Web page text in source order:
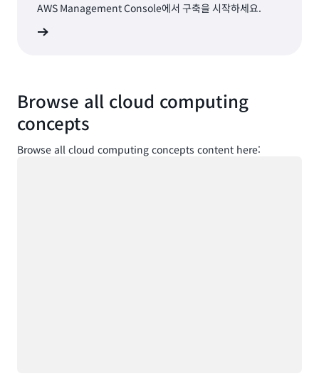
AWS Management Console에서 구축을 시작하세요.
Browse all cloud computing
concepts
Browse all cloud computing concepts content here: